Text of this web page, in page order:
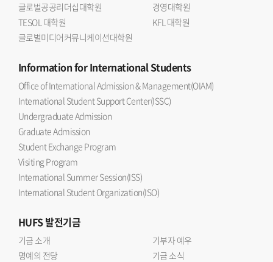
글로벌공공리더십대학원
경영대학원
TESOL 대학원
KFL 대학원
글로벌미디어커뮤니케이션대학원
Informationfor International Students
Office of International Admission & Management(OIAM)
International Student Support Center(ISSC)
Undergraduate Admission
Graduate Admission
Student Exchange Program
Visiting Program
International Summer Session(ISS)
International Student Organization(ISO)
HUFS발전기금
기금 소개
기부자 예우
명예의 전당
기금 소식